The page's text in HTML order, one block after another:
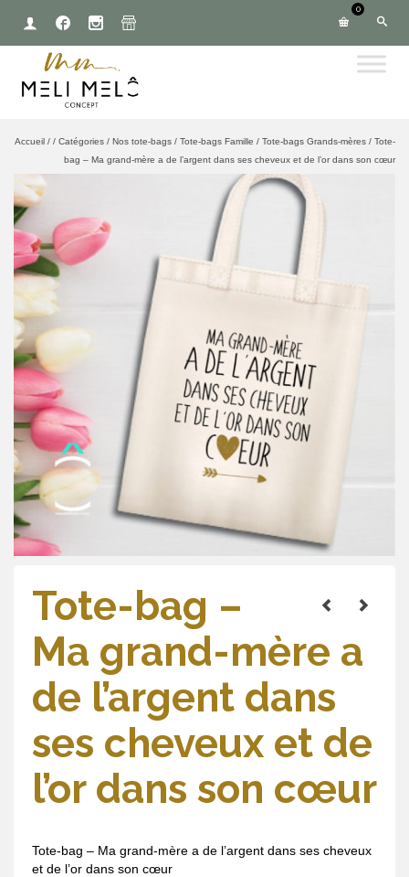
0
Accueil / / Catégories / Nos tote-bags / Tote-bags Famille / Tote-bags Grands-mères / Tote-
bag – Ma grand-mère a de l’argent dans ses cheveux et de l’or dans son cœur
Tote-bag –
Ma grand-mère a
de l’argent dans
ses cheveux et de
l’or dans son cœur
Tote-bag – Ma grand-mère a de l’argent dans ses cheveux
et de l’or dans son cœur